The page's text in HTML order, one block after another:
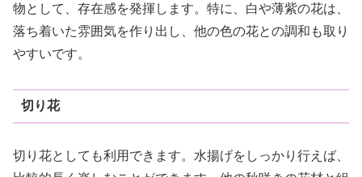
物として、存在感を発揮します。特に、白や薄紫の花は、
落ち着いた雰囲気を作り出し、他の色の花との調和も取り
やすいです。
切り花
切り花としても利用できます。水揚げをしっかり行えば、